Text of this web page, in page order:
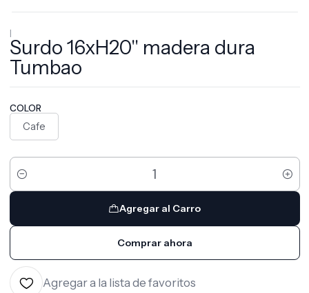
|
Surdo 16xH20'' madera dura
Tumbao
COLOR
Cafe
Cantidad
Agregar al Carro
Comprar ahora
Agregar a la lista de favoritos